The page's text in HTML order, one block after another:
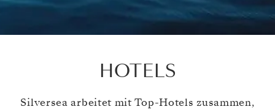
HOTELS
Silversea arbeitet mit Top-Hotels zusammen,